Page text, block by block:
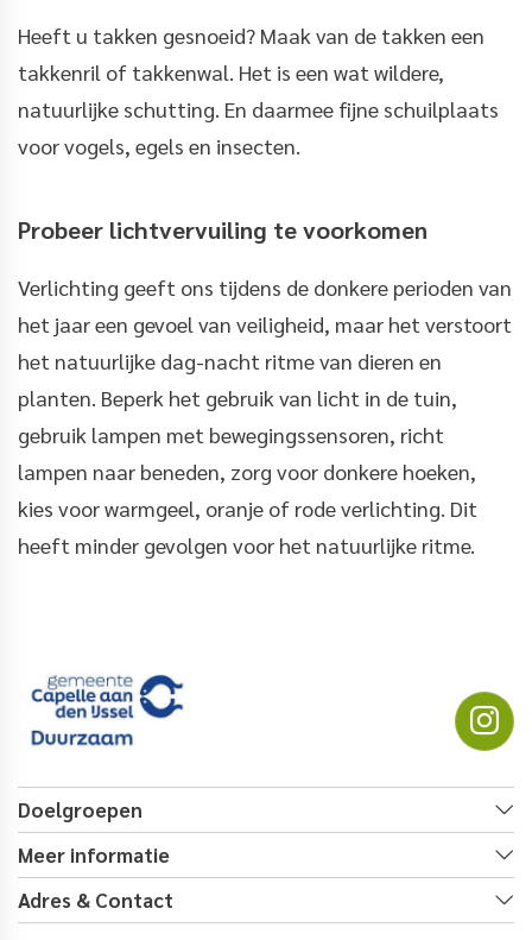
Heeft u takken gesnoeid? Maak van de takken een
takkenril of takkenwal. Het is een wat wildere,
natuurlijke schutting. En daarmee fijne schuilplaats
voor vogels, egels en insecten.
Probeer lichtvervuiling te voorkomen
Verlichting geeft ons tijdens de donkere perioden van
het jaar een gevoel van veiligheid, maar het verstoort
het natuurlijke dag-nacht ritme van dieren en
planten. Beperk het gebruik van licht in de tuin,
gebruik lampen met bewegingssensoren, richt
lampen naar beneden, zorg voor donkere hoeken,
kies voor warmgeel, oranje of rode verlichting. Dit
heeft minder gevolgen voor het natuurlijke ritme.
Doelgroepen
Meer informatie
Adres & Contact